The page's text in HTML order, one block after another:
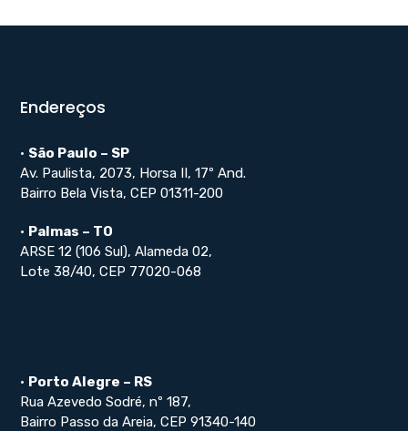
Endereços
• São Paulo – SP
Av. Paulista, 2073, Horsa II, 17º And.
Bairro Bela Vista, CEP 01311-200
• Palmas – TO
ARSE 12 (106 Sul), Alameda 02,
Lote 38/40, CEP 77020-068
• Porto Alegre – RS
Rua Azevedo Sodré, nº 187,
Bairro Passo da Areia, CEP 91340-140